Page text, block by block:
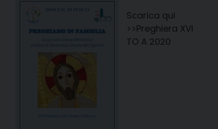
Scarica qui
>>Preghiera XVI
TO A 2020